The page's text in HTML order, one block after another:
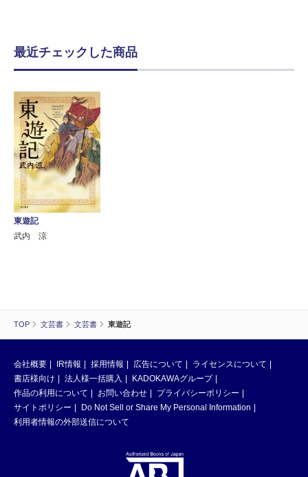
TOP 文芸書 文芸書 東遊記
最近チェックした商品
東遊記
武内 涼
会社概要 IR情報 採用情報 広告について
ライセンスについて
書店様向け
法人様一括購入
KADOKAWAグループ
作品の利用について
お問い合わせ
プライバシーポリシー
サイトポリシー
Do Not Sell or Share My Personal Information
利用者情報の外部送信について